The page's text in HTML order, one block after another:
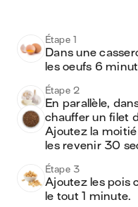
Étape 1
Dans une
les oeufs 6
Étape 2
En parallèle,
chauffer un filet
Ajoutez la
les revenir 30
Étape 3
Ajoutez les pois
le tout 1 minute.